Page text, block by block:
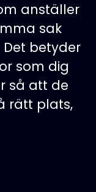
anställer
sak
betyder
som dig
så att de
rätt plats,